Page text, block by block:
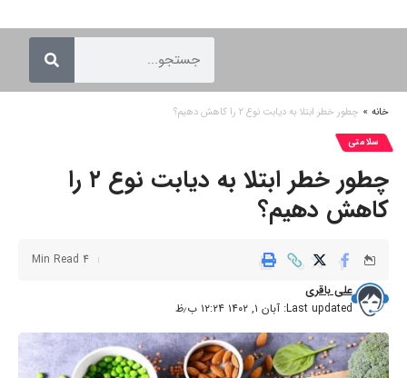
خانه » چطور خطر ابتلا به دیابت نوع ۲ را کاهش دهیم؟
سلامتی
چطور خطر ابتلا به دیابت نوع ۲ را
کاهش دهیم؟
Last updated: آبان ۱, ۱۴۰۲ ۱۲:۲۴ ب٫ظ
علی باقری
4 Min Read